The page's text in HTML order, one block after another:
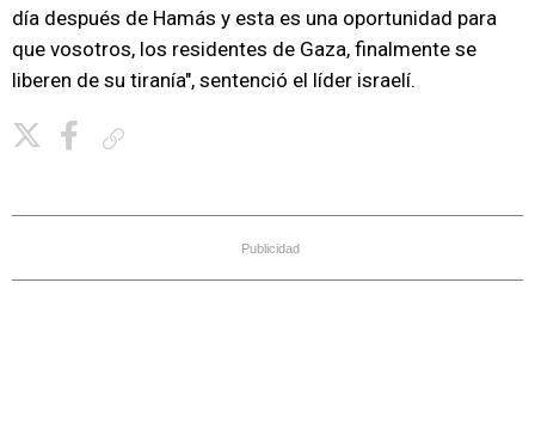
día después de Hamás y esta es una oportunidad para
que vosotros, los residentes de Gaza, finalmente se
liberen de su tiranía", sentenció el líder israelí.
Publicidad